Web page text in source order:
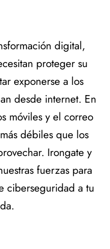
digital,
proteger su
exponerse a los
desde internet. En
móviles y el correo
débiles que los
Irongate y
fuerzas para
ciberseguridad a tu